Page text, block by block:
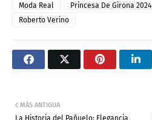
Moda Real
Princesa De Girona 2024
Roberto Verino
MÁS ANTIGUA
La Historia del Pañuelo: Elegancia